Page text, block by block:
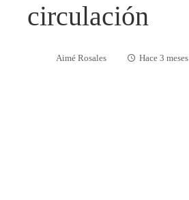
circulación
Aimé Rosales Hace 3 meses